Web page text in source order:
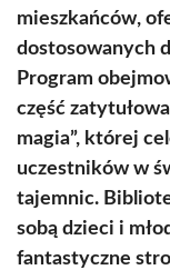
mieszkańców,
dostosowanych
Program
część
magia”, której
uczestników w
tajemnic.
sobą dzieci i
fantastyczne